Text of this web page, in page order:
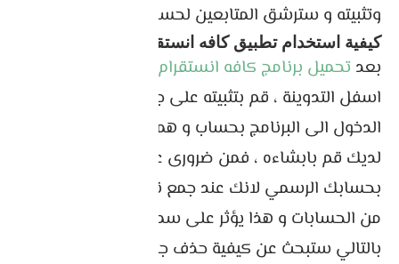
وتثبيته و سترشق المتابعين لحسابك
كيفية استخدام تطبيق كافه انستقرام
بعد تحميل برنامج كافه انستقرام
اسفل التدوينة ، قم بتثبيته على جهازك و سجل
الدخول الى البرنامج بحساب و همي و ان لم يكن
لديك قم بابشاءه ، فمن ضرورى عدم تسجيل الدخول
بحسابك الرسمي لانك عند جمع نقاط ستتابع العديد
من الحسابات و هذا يؤثر على سمعة حسابك ، و
بالتالي ستبحث عن كيفية حذف جميع اللي متابعهم